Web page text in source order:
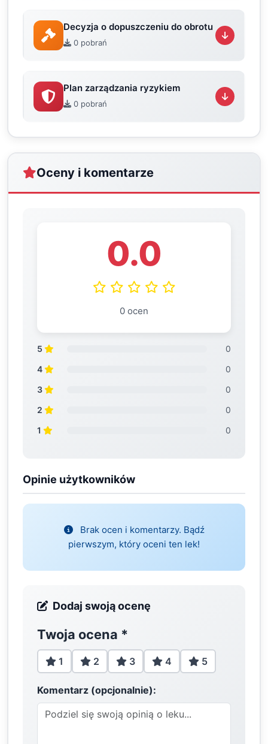
Decyzja o dopuszczeniu do obrotu
0 pobrań
Plan zarządzania ryzykiem
0 pobrań
Oceny i komentarze
0.0
0 ocen
5
0
4
0
3
0
2
0
1
0
Opinie użytkowników
Brak ocen i komentarzy. Bądź
pierwszym, który oceni ten lek!
Dodaj swoją ocenę
Twoja ocena *
1 2 3 4 5
Komentarz (opcjonalnie):